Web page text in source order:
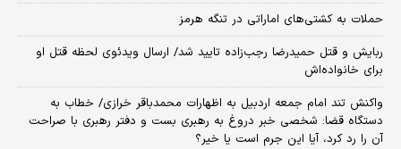
حملات به کشتی‌های اماراتی در تنگه هرمز
ربایش و قتل حمیدرضا رجب‌زاده تایید شد/ ارسال ویدئوی لحظه قتل او
برای خانواده‌اش
واکنش تند امام جمعه اردبیل به اظهارات محمدباقر خرازی/ خطاب به
دستگاه قضا: شخصی خبر دروغ به رهبری بست و دفتر رهبری با صراحت
آن را رد کرد، آیا این جرم است یا خیر؟